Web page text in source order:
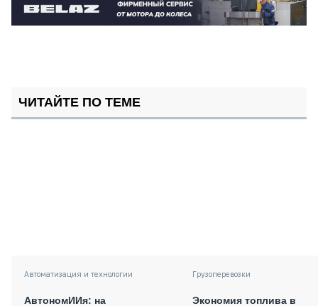
ЧИТАЙТЕ ПО ТЕМЕ
Автоматизация и технологии
АвтономИИя: на
Грузоперевозки
Экономия топлива в